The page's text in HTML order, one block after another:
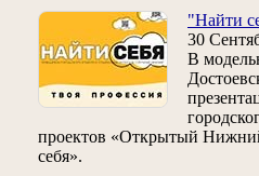
"Найти
30
В
проектов «Открытый
себя».